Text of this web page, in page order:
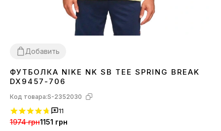
Добавить
S M LXL
ФУТБОЛКА NIKE NK SB TEE SPRING BREAK
DX9457-706
Код товара:S-2352030
11
1974 грн1151 грн